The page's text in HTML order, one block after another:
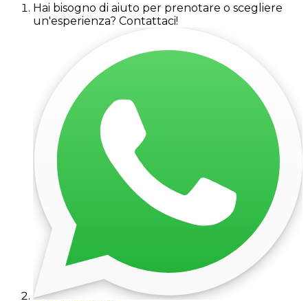
Hai bisogno di aiuto per prenotare o scegliere
un'esperienza? Contattaci!